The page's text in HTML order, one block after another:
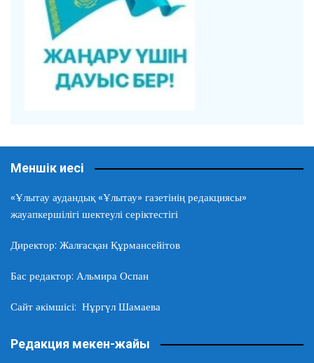
Меншік иесі
«Ұлытау аудандық «Ұлытау» газетінің редакциясы»
жауапкершілігі шектеулі серіктестігі
Директор: Жалғасқан Құрмансейітов
Бас редактор: Альмира Оспан
Сайт әкімшісі: Нұргүл Шамаева
Редакция мекен-жайы